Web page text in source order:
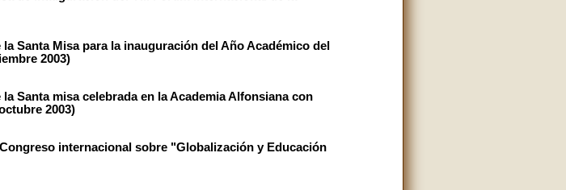
Santa Misa para la inauguración del Año Académico del
2003)
Santa misa celebrada en la Academia Alfonsiana con
2003)
internacional sobre "Globalización y Educación